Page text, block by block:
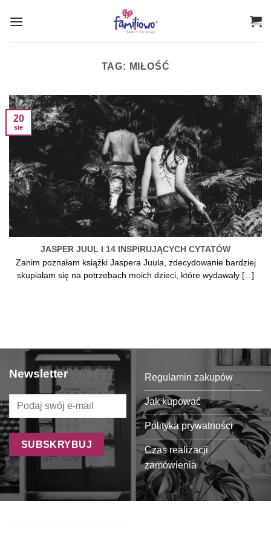
TAG: MIŁOŚĆ
JASPER JUUL I 14 INSPIRUJĄCYCH CYTATÓW
Zanim poznałam książki Jaspera Juula, zdecydowanie bardziej
skupiałam się na potrzebach moich dzieci, które wydawały [...]
20
sie
Newsletter Regulamin zakupów
Jak kupować
Polityka prywatności
Czas realizacji
zamówienia